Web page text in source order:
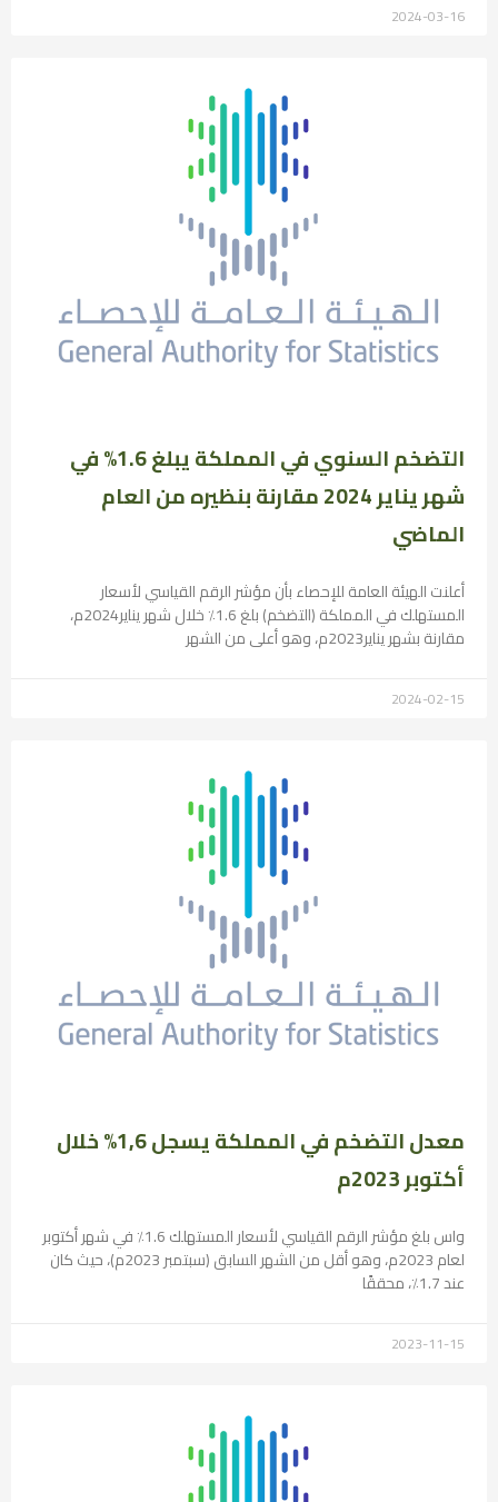
2024-03-16
التضخم السنوي في المملكة يبلغ 1.6% في
شهر يناير 2024 مقارنة بنظيره من العام
الماضي
أعلنت الهيئة العامة للإحصاء بأن مؤشر الرقم القياسي لأسعار
المستهلك في المملكة (التضخم) بلغ 1.6٪ خلال شهر يناير2024م،
مقارنة بشهر يناير2023م، وهو أعلى من الشهر
2024-02-15
معدل التضخم في المملكة يسجل 1,6% خلال
أكتوبر 2023م
واس بلغ مؤشر الرقم القياسي لأسعار المستهلك 1.6٪ في شهر أكتوبر
لعام 2023م، وهو أقل من الشهر السابق (سبتمبر 2023م)، حيث كان
عند 1.7٪، محققًا
2023-11-15